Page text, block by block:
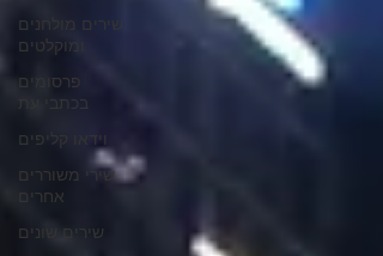
שירים מולחנים
ומוקלטים
פרסומים
בכתבי עת
וידאו קליפים
שירי משוררים
אחרים
שירים שונים